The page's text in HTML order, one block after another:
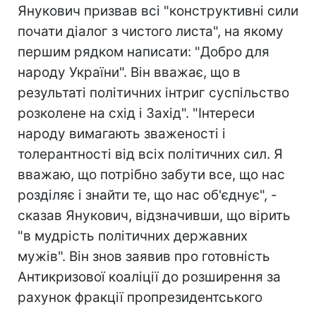
Янукович призвав всі "конструктивні сили
почати діалог з чистого листа", на якому
першим рядком написати: "Добро для
народу України". Він вважає, що в
результаті політичних інтриг суспільство
розколене на схід і Захід". "Інтереси
народу вимагають зваженості і
толерантності від всіх політичних сил. Я
вважаю, що потрібно забути все, що нас
розділяє і знайти те, що нас об'єднує", -
сказав Янукович, відзначивши, що вірить
"в мудрість політичних державних
мужів". Він знов заявив про готовність
Антикризової коаліції до розширення за
рахунок фракції пропрезидентського